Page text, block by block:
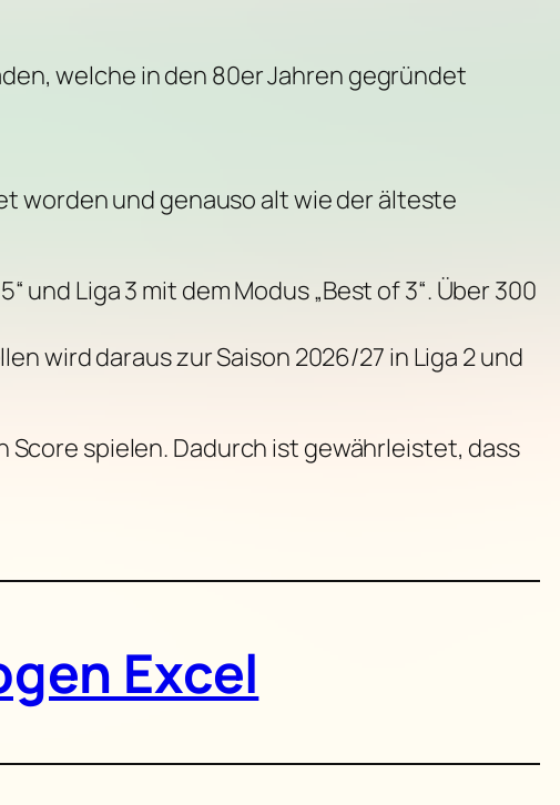
welche in den 80er Jahren gegründet
worden und genauso alt wie der älteste
und Liga 3 mit dem Modus „Best of 3“. Über 300
wird daraus zur Saison 2026/27 in Liga 2 und
Score spielen. Dadurch ist gewährleistet, dass
Excel